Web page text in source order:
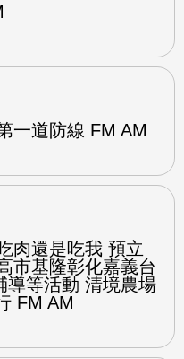
一道防線 FM AM
肉還是吃我 預立
市基隆彰化嘉義台
導等活動 清境農場
FM AM